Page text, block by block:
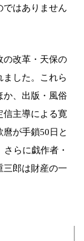
ではありません
の改革・天保の
した。これら
か、出版・風俗
信主導による寛
が手鎖50日と
らに戯作者・
三郎は財産の一